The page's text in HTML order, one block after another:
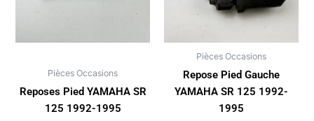
Pièces Occasions
Reposes Pied YAMAHA SR
125 1992-1995
Pièces Occasions
Repose Pied Gauche
YAMAHA SR 125 1992-
1995